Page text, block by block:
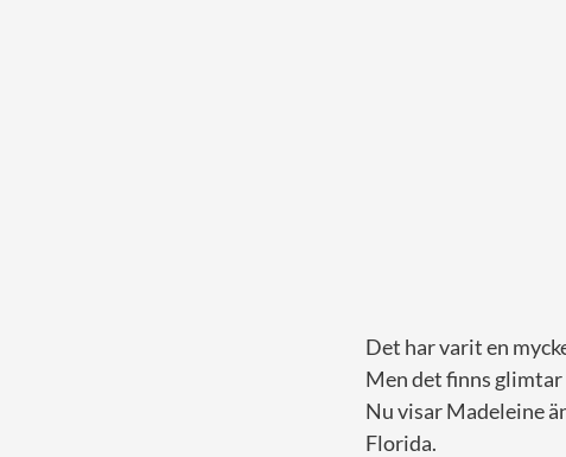
Det har varit en
Men det finns glimtar
Nu visar Madeleine
Florida.